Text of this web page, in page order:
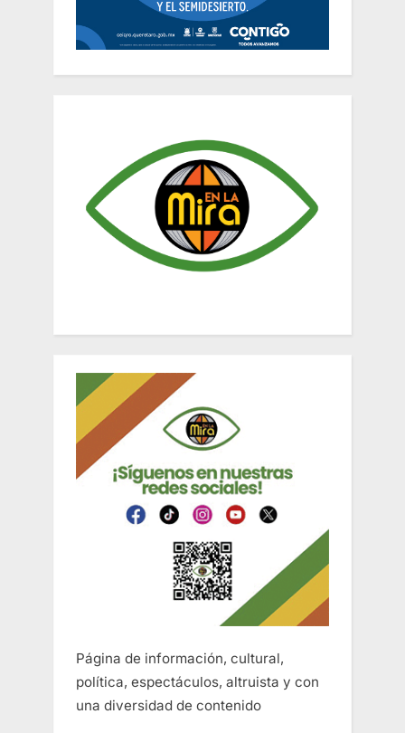
Página de información, cultural,
política, espectáculos, altruista y con
una diversidad de contenido